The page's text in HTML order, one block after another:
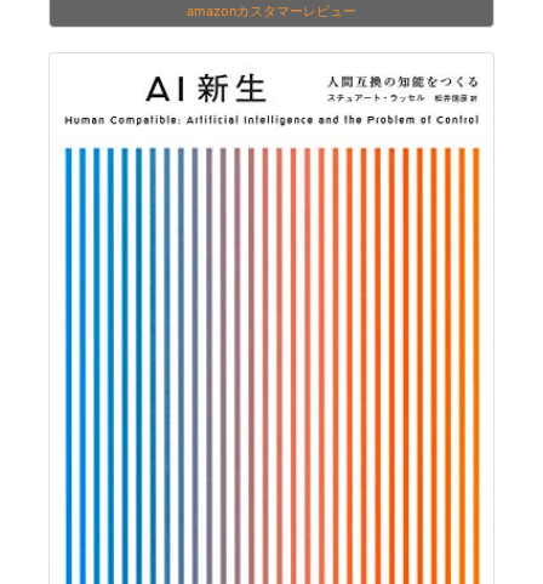
amazonカスタマーレビュー